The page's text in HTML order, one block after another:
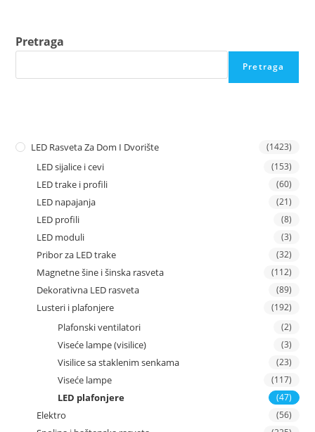
Pretraga
Pretraga
LED Rasveta Za Dom I Dvorište (1423)
LED sijalice i cevi (153)
LED trake i profili (60)
LED napajanja (21)
LED profili (8)
LED moduli (3)
Pribor za LED trake (32)
Magnetne šine i šinska rasveta (112)
Dekorativna LED rasveta (89)
Lusteri i plafonjere (192)
Plafonski ventilatori (2)
Viseće lampe (visilice) (3)
Visilice sa staklenim senkama (23)
Viseće lampe (117)
LED plafonjere (47)
Elektro (56)